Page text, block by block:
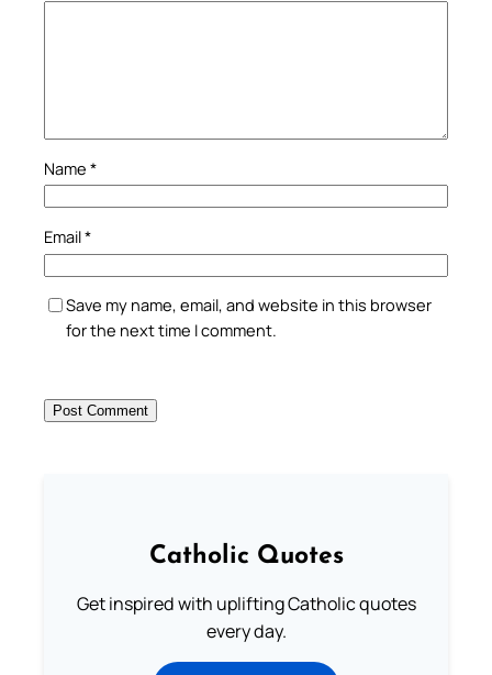
Name *
Email*
Save my name, email, and website in this browser
for the next time I comment.
Catholic Quotes
Get inspired with uplifting Catholic quotes
every day.